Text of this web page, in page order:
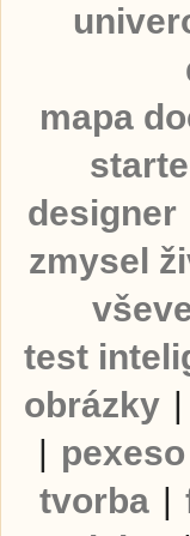
mapa
designer
zmysel
test
obrázky |
| pexeso
tvorba |